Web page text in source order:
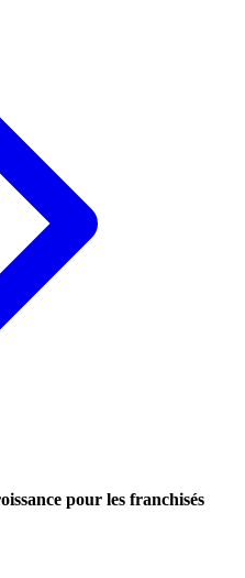
pour les franchisés